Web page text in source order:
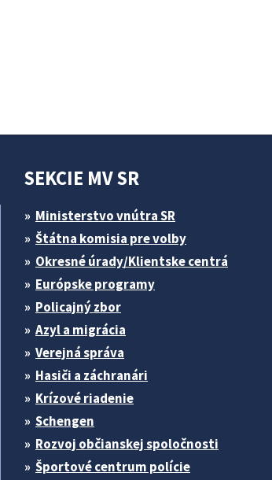
SEKCIE MV SR
Ministerstvo vnútra SR
Štátna komisia pre volby
Okresné úrady/Klientske centrá
Európske programy
Policajný zbor
Azyl a migrácia
Verejná správa
Hasiči a záchranári
Krízové riadenie
Schengen
Rozvoj občianskej spoločnosti
Športové centrum polície